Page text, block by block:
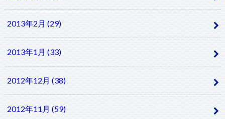
2013年2月 (29)
2013年1月 (33)
2012年12月 (38)
2012年11月 (59)